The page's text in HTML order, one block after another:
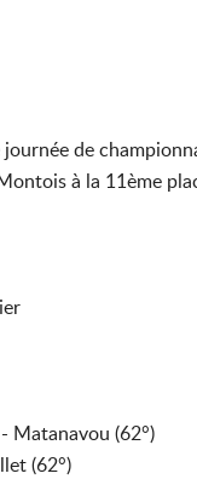
de
à la 11ème
Matanavou (62°)
(62°)